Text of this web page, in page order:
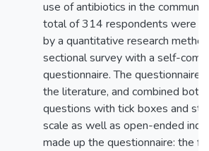
use of antibiotics in the
total of 314 respondents were
by a quantitative research
sectional survey with a self-
questionnaire. The questionnaire
the literature, and combined
questions with tick boxes and
scale as well as open-ended
made up the questionnaire: the